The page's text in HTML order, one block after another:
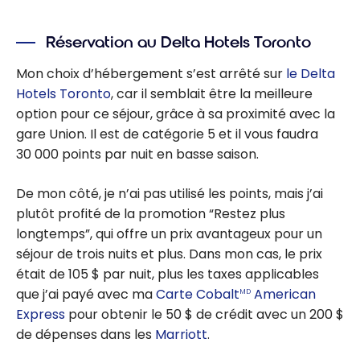
Réservation au Delta Hotels Toronto
Mon choix d’hébergement s’est arrêté sur le Delta
Hotels Toronto, car il semblait être la meilleure
option pour ce séjour, grâce à sa proximité avec la
gare Union. Il est de catégorie 5 et il vous faudra
30 000 points par nuit en basse saison.
De mon côté, je n’ai pas utilisé les points, mais j’ai
plutôt profité de la promotion “Restez plus
longtemps”, qui offre un prix avantageux pour un
séjour de trois nuits et plus. Dans mon cas, le prix
était de 105 $ par nuit, plus les taxes applicables
que j’ai payé avec maCarte CobaltMD American
Express pour obtenir le 50 $ de crédit avec un 200 $
de dépenses dans les Marriott.